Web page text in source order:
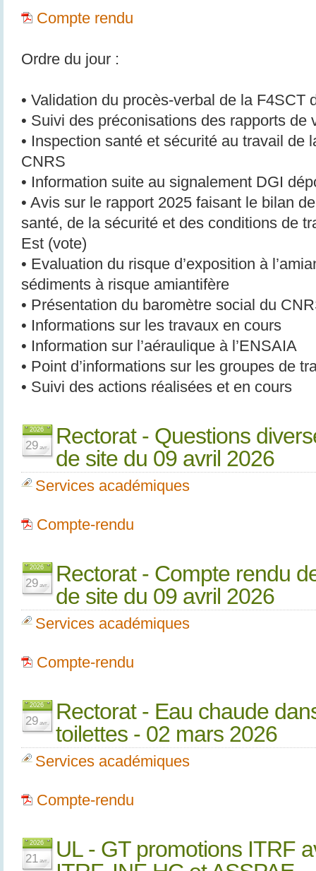
Compte rendu
Ordre du jour :
• Validation du procès-verbal de la F4SCT
• Suivi des préconisations des rapports de
• Inspection santé et sécurité au travail de
CNRS
• Information suite au signalement DGI
• Avis sur le rapport 2025 faisant le bilan
santé, de la sécurité et des conditions de
Est (vote)
• Evaluation du risque d’exposition à
sédiments à risque amiantifère
• Présentation du baromètre social du
• Informations sur les travaux en cours
• Information sur l’aéraulique à l’ENSAIA
• Point d’informations sur les groupes de
• Suivi des actions réalisées et en cours
2026
29 avr.
Rectorat - Questions
de site du 09 avril 2026
Services académiques
Compte-rendu
2026
29 avr.
Rectorat - Compte rendu
de site du 09 avril 2026
Services académiques
Compte-rendu
2026
29 avr.
Rectorat - Eau chaude
toilettes - 02 mars 2026
Services académiques
Compte-rendu
2026
21 avr.
UL - GT promotions ITRF